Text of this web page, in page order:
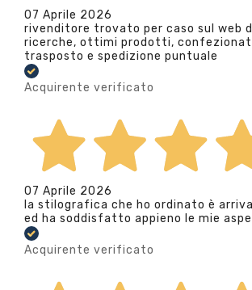
07 Aprile 2026
rivenditore trovato per caso sul web
ricerche, ottimi prodotti, confezionati
trasposto e spedizione puntuale
Acquirente verificato
07 Aprile 2026
la stilografica che ho ordinato è
ed ha soddisfatto appieno le mie
Acquirente verificato